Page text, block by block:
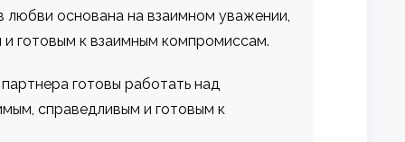
любви основана на взаимном уважении,
готовым к взаимным компромиссам.
готовы работать над
справедливым и готовым к